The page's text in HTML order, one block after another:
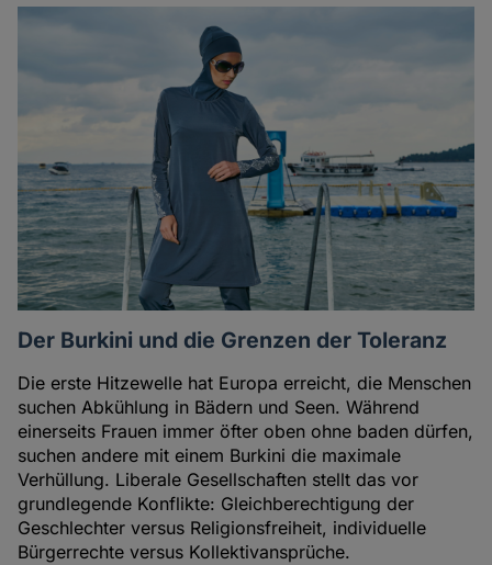
Der Burkini und die Grenzen der Toleranz
Die erste Hitzewelle hat Europa erreicht, die Menschen
suchen Abkühlung in Bädern und Seen. Während
einerseits Frauen immer öfter oben ohne baden dürfen,
suchen andere mit einem Burkini die maximale
Verhüllung. Liberale Gesellschaften stellt das vor
grundlegende Konflikte: Gleichberechtigung der
Geschlechter versus Religionsfreiheit, individuelle
Bürgerrechte versus Kollektivansprüche.